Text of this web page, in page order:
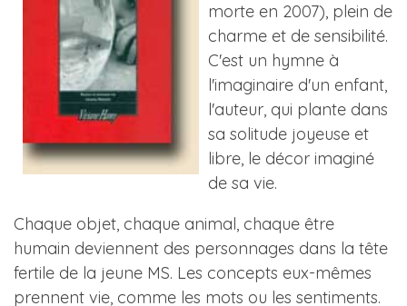
morte en 2007), plein de
charme et de sensibilité.
C'est un hymne à
l'imaginaire d'un enfant,
l'auteur, qui plante dans
sa solitude joyeuse et
libre, le décor imaginé
de sa vie.
Chaque objet, chaque animal, chaque être
humain deviennent des personnages dans la tête
fertile de la jeune MS. Les concepts eux-mêmes
prennent vie, comme les mots ou les sentiments.